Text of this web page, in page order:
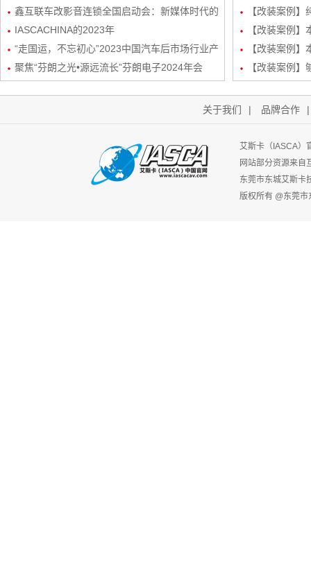
况，共绘汽车音响改装新蓝图
鑫互联车改影音连锁全国启动会：新媒体时代的
创新矩阵与玩法
IASCACHINA的2023年
“走国运，不忘初心”2023中国汽车后市场行业产
业生态发展峰会-艾斯卡（IASCA）中国谢福秋
聚焦“芬朗之光•源远流长”芬朗电子2024年会
三分频
【改装案例
装
【改装案例
频/6路DSP处
【改装案例
路DSP处理器
【改装案例
关于我们 | 品牌合作
艾斯卡（IASCA）
网站部分资源来自
东莞市东城艾斯卡
版权所有 @东莞